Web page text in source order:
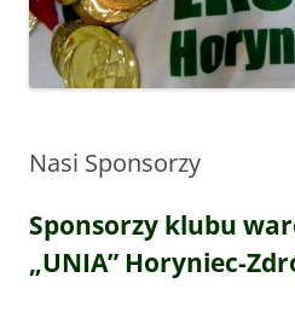
Nasi Sponsorzy
Sponsorzy klubu
„UNIA” Horyniec-